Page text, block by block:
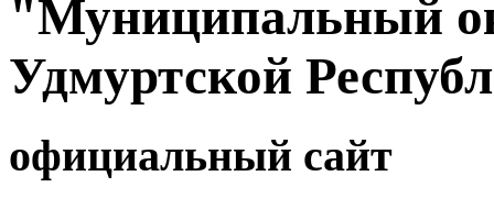
"Муниципальный
Удмуртской
официальный сайт